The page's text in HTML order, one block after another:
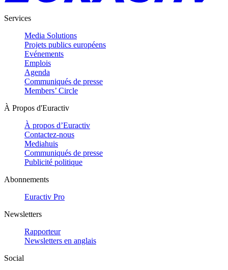
Services
Media Solutions
Projets publics européens
Evénements
Emplois
Agenda
Communiqués de presse
Members’ Circle
À Propos d'Euractiv
À propos d’Euractiv
Contactez-nous
Mediahuis
Communiqués de presse
Publicité politique
Abonnements
Euractiv Pro
Newsletters
Rapporteur
Newsletters en anglais
Social